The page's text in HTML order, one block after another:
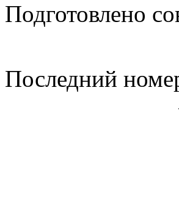
Подготовлено
Последний